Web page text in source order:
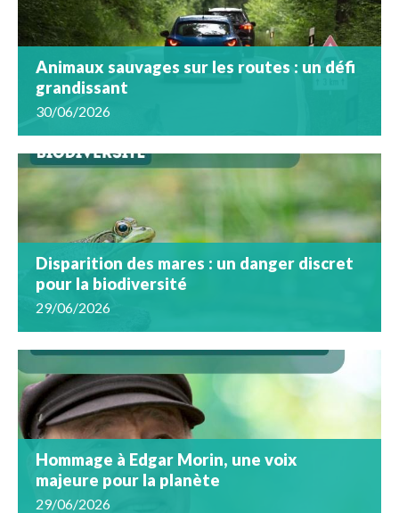
Animaux sauvages sur les routes : un défi
grandissant
30/06/2026
Disparition des mares : un danger discret
pour la biodiversité
29/06/2026
Hommage à Edgar Morin, une voix
majeure pour la planète
29/06/2026